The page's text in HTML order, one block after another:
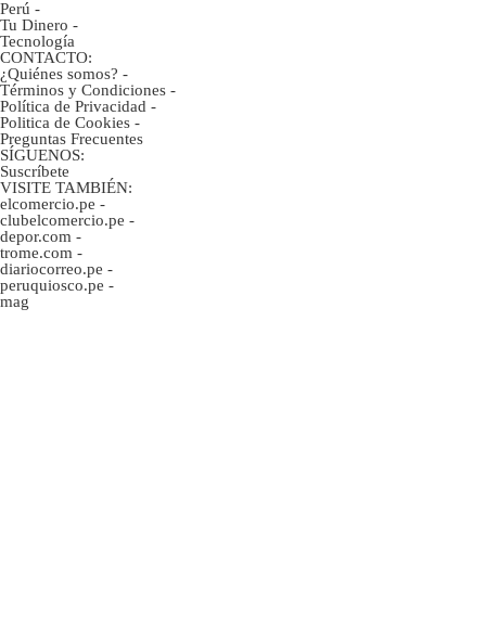
Perú -
Tu Dinero -
Tecnología
CONTACTO:
¿Quiénes somos? -
Términos y Condiciones -
Política de Privacidad -
Politica de Cookies -
Preguntas Frecuentes
SÍGUENOS:
Suscríbete
VISITE TAMBIÉN:
elcomercio.pe -
clubelcomercio.pe -
depor.com -
trome.com -
diariocorreo.pe -
peruquiosco.pe -
mag